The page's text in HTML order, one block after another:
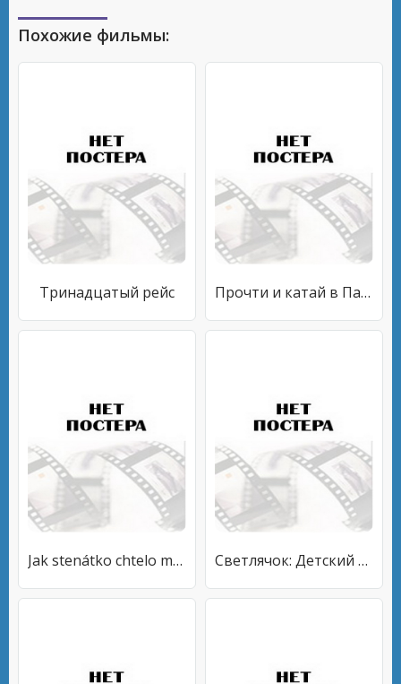
Похожие фильмы:
Тринадцатый рейс Прочти и катай в Париж и Китай
Jak stenátko chtelo malé pejsky Светлячок: Детский юмористический киножурнал №1